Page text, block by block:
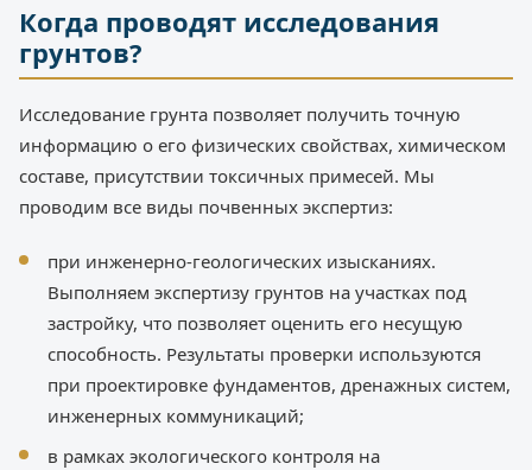
Когда проводят исследования
грунтов?
Исследование грунта позволяет получить точную
информацию о его физических свойствах, химическом
составе, присутствии токсичных примесей. Мы
проводим все виды почвенных экспертиз:
при инженерно-геологических изысканиях.
Выполняем экспертизу грунтов на участках под
застройку, что позволяет оценить его несущую
способность. Результаты проверки используются
при проектировке фундаментов, дренажных систем,
инженерных коммуникаций;
в рамках экологического контроля на